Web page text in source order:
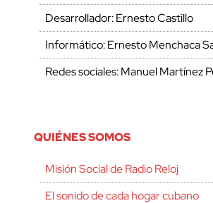
Desarrollador: Ernesto Castillo
Informático: Ernesto Menchaca
Redes sociales: Manuel Martínez
QUIÉNES SOMOS
Misión Social de Radio Reloj
El sonido de cada hogar cubano